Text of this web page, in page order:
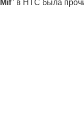
Mif" в НТС была